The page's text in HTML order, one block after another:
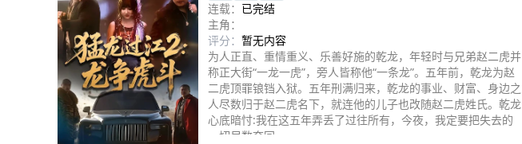
连载： 已完结
主角：
评分： 暂无内容
为人正直、重情重义、乐善好施的乾龙，年轻时与兄弟赵二虎并
称正大街“一龙一虎”，旁人皆称他“一条龙”。五年前，乾龙为赵
二虎顶罪锒铛入狱。五年刑满归来，乾龙的事业、财富、身边之
人尽数归于赵二虎名下，就连他的儿子也改随赵二虎姓氏。乾龙
心底暗忖:我在这五年弄丢了过往所有，今夜，我定要把失去的
一切尽数夺回。